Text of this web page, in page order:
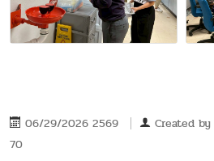
06/29/2026 2569 Created by
70